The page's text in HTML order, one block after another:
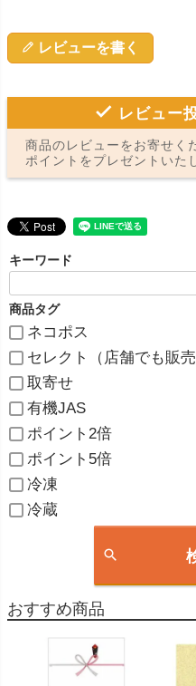
レビューを書く
レビュー
商品のレビューをお寄せく
ポイントをプレゼントいた
キーワード
商品タグ
ネコポス
セレクト（店舗でも販売
取寄せ
有機JAS
ポイント2倍
ポイント5倍
冷凍
冷蔵
おすすめ商品